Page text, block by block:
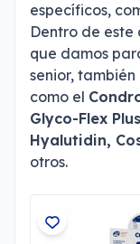
específicos,
Dentro de
que damos
senior,
como el
Glyco-Flex Plus
Hyalutidin,
otros.